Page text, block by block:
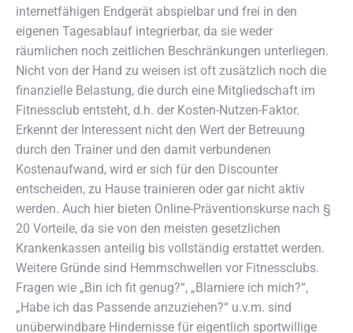
internetfähigen Endgerät abspielbar und frei in den
eigenen Tagesablauf integrierbar, da sie weder
räumlichen noch zeitlichen Beschränkungen unterliegen.
Nicht von der Hand zu weisen ist oft zusätzlich noch die
finanzielle Belastung, die durch eine Mitgliedschaft im
Fitnessclub entsteht, d.h. der Kosten-Nutzen-Faktor.
Erkennt der Interessent nicht den Wert der Betreuung
durch den Trainer und den damit verbundenen
Kostenaufwand, wird er sich für den Discounter
entscheiden, zu Hause trainieren oder gar nicht aktiv
werden. Auch hier bieten Online-Präventionskurse nach §
20 Vorteile, da sie von den meisten gesetzlichen
Krankenkassen anteilig bis vollständig erstattet werden.
Weitere Gründe sind Hemmschwellen vor Fitnessclubs.
Fragen wie „Bin ich fit genug?“, „Blamiere ich mich?“,
„Habe ich das Passende anzuziehen?“ u.v.m. sind
unüberwindbare Hindernisse für eigentlich sportwillige